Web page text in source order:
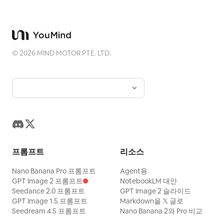
©2026 MIND MOTOR PTE. LTD.
프롬프트
Nano Banana Pro 프롬프트
GPT Image 2 프롬프트
Seedance 2.0 프롬프트
GPT Image 1.5 프롬프트
Seedream 4.5 프롬프트
리소스
Agent용
NotebookLM 대안
GPT Image 2 슬라이드
Markdown을 𝕏 글로
Nano Banana 2와 Pro 비교